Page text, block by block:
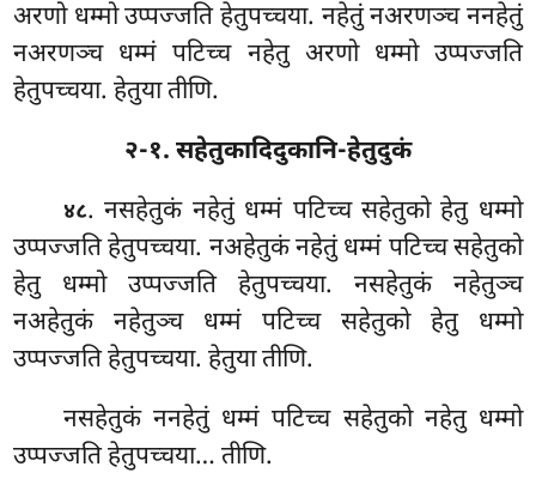
अरणो धम्मो उप्पज्जति हेतुपच्चया. नहेतुं नअरणञ्च ननहेतुं
नअरणञ्च धम्मं पटिच्च नहेतु अरणो धम्मो उप्पज्जति
हेतुपच्चया. हेतुया तीणि.
२-१. सहेतुकादिदुकानि-हेतुदुकं
४८. नसहेतुकं नहेतुं धम्मं पटिच्च सहेतुको हेतु धम्मो
उप्पज्जति हेतुपच्चया. नअहेतुकं नहेतुं धम्मं पटिच्च सहेतुको
हेतु धम्मो उप्पज्जति हेतुपच्चया. नसहेतुकं नहेतुञ्च
नअहेतुकं नहेतुञ्च धम्मं पटिच्च सहेतुको हेतु धम्मो
उप्पज्जति हेतुपच्चया. हेतुया तीणि.
नसहेतुकंननहेतुं धम्मं पटिच्च सहेतुको नहेतु धम्मो
उप्पज्जति हेतुपच्चया… तीणि.